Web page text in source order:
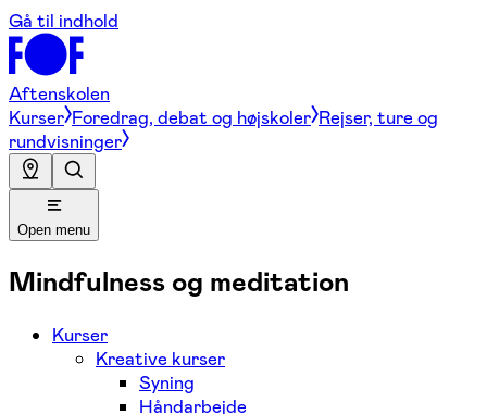
Gå til indhold
Aftenskolen
Kurser Foredrag, debat og højskoler Rejser, ture og
rundvisninger
Open menu
Mindfulness og meditation
Kurser
Kreative kurser
Syning
Håndarbejde